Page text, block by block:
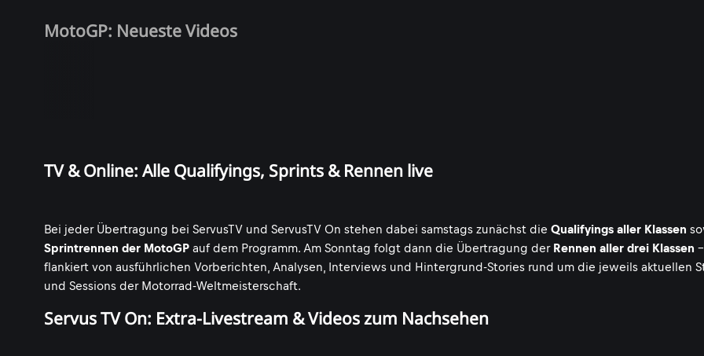
MotoGP: Neueste Videos
TV & Online: Alle Qualifyings, Sprints & Rennen live
Bei jeder Übertragung bei ServusTV und ServusTV On stehen dabei samstags zunächst die Qualifyings aller Klassen
Sprintrennen der MotoGP auf dem Programm. Am Sonntag folgt dann die Übertragung der Rennen aller drei Klassen -
flankiert von ausführlichen Vorberichten, Analysen, Interviews und Hintergrund-Stories rund um die jeweils aktuellen
und Sessions der Motorrad-Weltmeisterschaft.
Servus TV On: Extra-Livestream & Videos zum Nachsehen